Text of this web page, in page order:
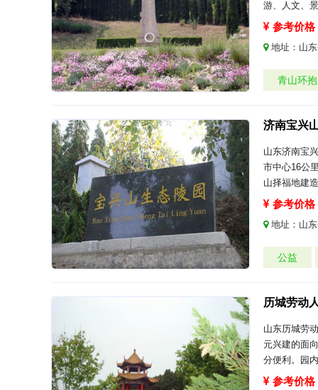
游、人文、
参考价
地址： 山
青山环抱
济南宝兴
山东济南宝
市中心16公
山择福地建
参考价
地址： 山
公益
历城劳动
山东历城劳
元兴建的面
分便利。园
参考价